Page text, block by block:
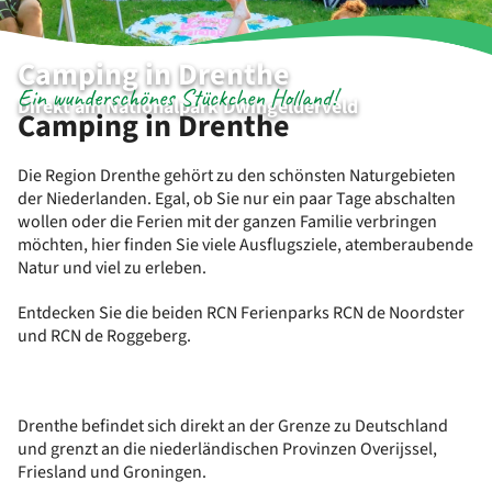
Camping in Drenthe
Direkt am Nationalpark Dwingelderveld
Camping in Drenthe
Ein wunderschönes Stückchen Holland!
Die Region Drenthe gehört zu den schönsten Naturgebieten
der Niederlanden. Egal, ob Sie nur ein paar Tage abschalten
wollen oder die Ferien mit der ganzen Familie verbringen
möchten, hier finden Sie viele Ausflugsziele, atemberaubende
Natur und viel zu erleben.
Entdecken Sie die beiden RCN Ferienparks RCN de Noordster
und RCN de Roggeberg.
Drenthe befindet sich direkt an der Grenze zu Deutschland
und grenzt an die niederländischen Provinzen Overijssel,
Friesland und Groningen.